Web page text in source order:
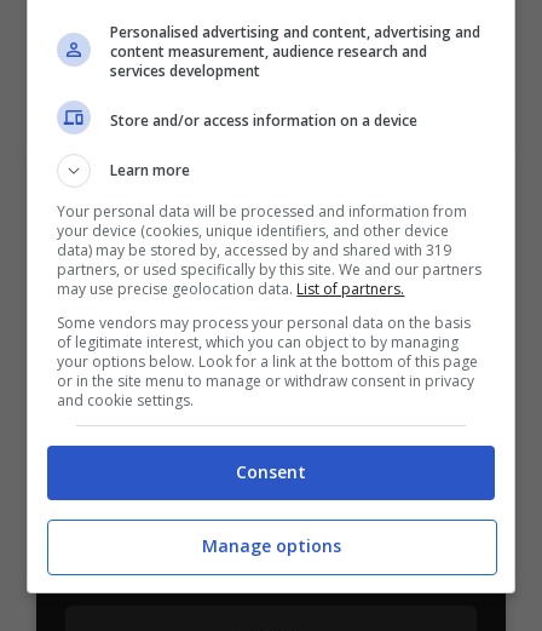
VERIFICA
Mostra Informazioni
BONUS BENVENUTO LOTTOMATICA: 2050€
Per i nuovi utenti della piattaforma: 100% fino a 50€ in
Bonus Scommesse + 100% fino a 2000€ in Bonus
Sport
2050€
Mostra Informazioni
Personalised advertising and content, advertising and
content measurement, audience research and
services development
Store and/or access information on a device
Learn more
Your personal data will be processed and information from
your device (cookies, unique identifiers, and other device
data) may be stored by, accessed by and shared with 319
partners, or used specifically by this site. We and our partners
may use precise geolocation data. List of partners.
Some vendors may process your personal data on the basis
of legitimate interest, which you can object to by managing
your options below. Look for a link at the bottom of this page
or in the site menu to manage or withdraw consent in privacy
and cookie settings.
Consent
Manage options